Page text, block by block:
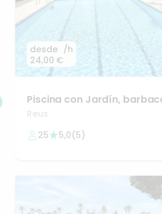
desde
24,00 €
/h
Piscina con Jardín​,​
sin vecinos.
Reus
25
5,0(5)